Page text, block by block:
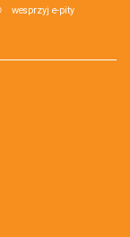
wesprzyj e-pity